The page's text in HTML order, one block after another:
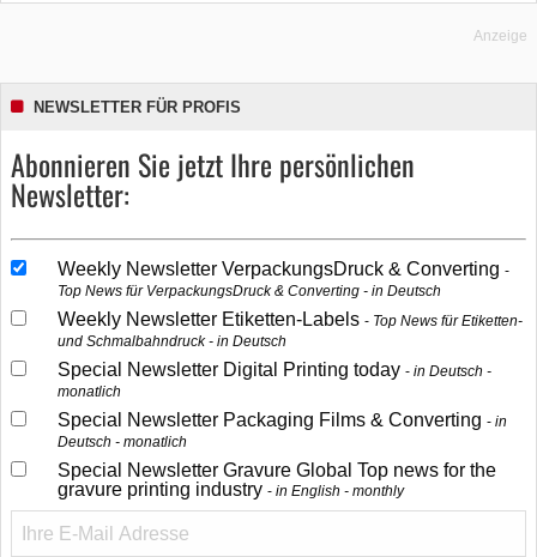
Anzeige
NEWSLETTER FÜR PROFIS
Abonnieren Sie jetzt Ihre persönlichen
Newsletter:
Weekly Newsletter VerpackungsDruck & Converting
Top News für VerpackungsDruck & Converting - in Deutsch
Weekly Newsletter Etiketten-Labels
Top News für Etiketten-
und Schmalbahndruck - in Deutsch
Special Newsletter Digital Printing today
in Deutsch -
monatlich
Special Newsletter Packaging Films & Converting
in
Deutsch - monatlich
Special Newsletter Gravure Global Top news for the
gravure printing industry
in English - monthly